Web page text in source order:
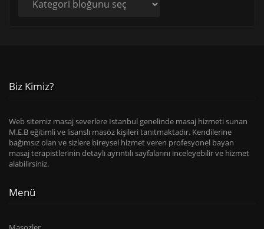
Biz Kimiz?
Web sitemiz masaj severlere İstanbul genelinde masaj hizmeti sunan
M.E.B eğitimli ve lisanslı masöz kişileri tanıtmaktadır. Kendilerine
bağımsız olan ve sizlere bireysel hizmet veren profesyonel bayan
masaj terapistlerinin detaylı ayrıntılı sayfalarını inceleyebilir ve hizmet
alabilirsiniz.
Menü